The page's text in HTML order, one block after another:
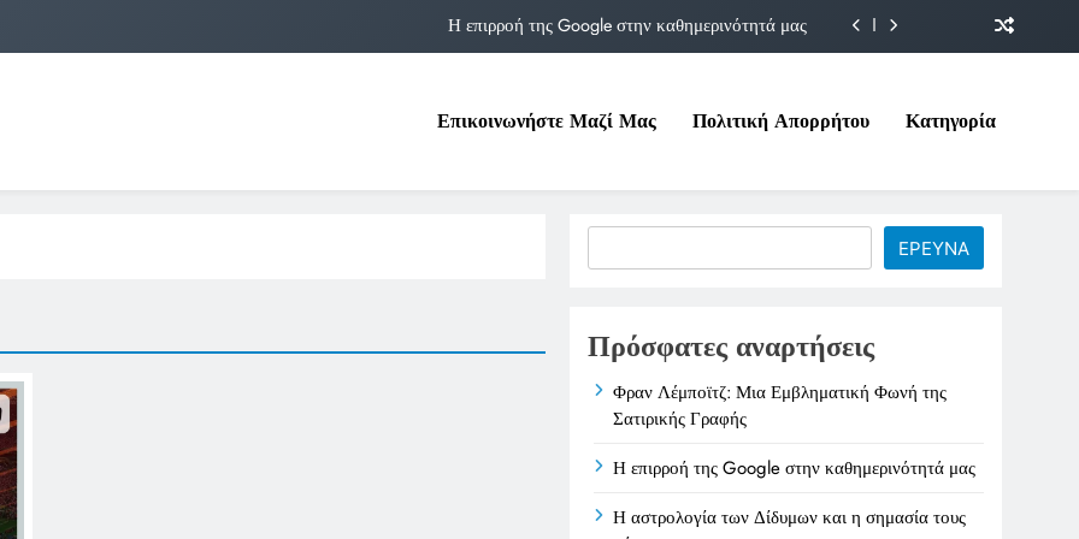
Η επιρροή της Google στην καθημερινότητά μας
Η Δομνα Μιχαηλίδου και οι Πολιτικές της στο Υπουργείο Εργασίας
Η επιρροή της Google στην καθημερινότητά μας
Η αστρολογία των Δίδυμων και η σημασία τους σήμερα
Επικοινωνήστε Μαζί Μας Πολιτική Απορρήτου Κατηγορία
ΕΡΕΥΝΑ
Πρόσφατες αναρτήσεις
Φραν Λέμποϊτζ: Μια Εμβληματική Φωνή της
Σατιρικής Γραφής
Η επιρροή της Google στην καθημερινότητά μας
Η αστρολογία των Δίδυμων και η σημασία τους